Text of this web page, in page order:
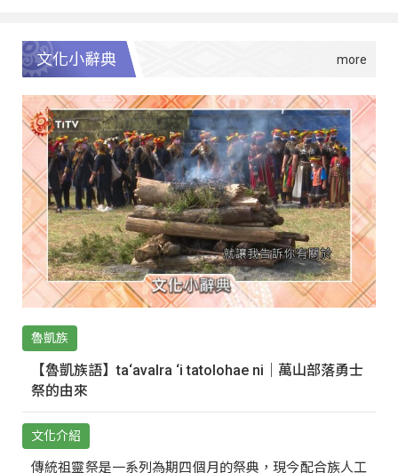
文化小辭典
魯凱族
【魯凱族語】ta‘avalra ‘i tatolohae ni｜萬山部落勇士
祭的由來
文化介紹
傳統祖靈祭是一系列為期四個月的祭典，現今配合族人工